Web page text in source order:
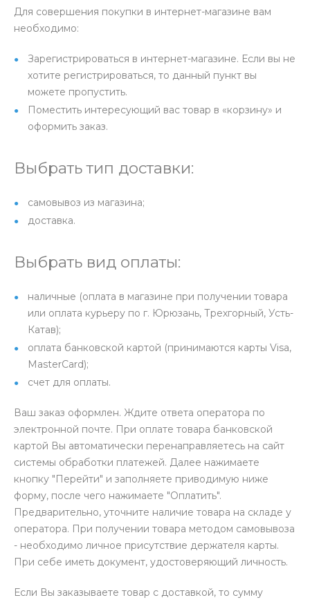
Для совершения покупки в интернет-магазине вам
необходимо:
Зарегистрироваться в интернет-магазине. Если вы не
хотите регистрироваться, то данный пункт вы
можете пропустить.
Поместить интересующий вас товар в «корзину» и
оформить заказ.
Выбрать тип доставки:
самовывоз из магазина;
доставка.
Выбрать вид оплаты:
наличные (оплата в магазине при получении товара
или оплата курьеру по г. Юрюзань, Трехгорный, Усть-
Катав);
оплата банковской картой (принимаются карты Visa,
MasterCard);
счет для оплаты.
Ваш заказ оформлен. Ждите ответа оператора по
электронной почте. При оплате товара банковской
картой Вы автоматически перенаправляетесь на сайт
системы обработки платежей. Далее нажимаете
кнопку "Перейти" и заполняете приводимую ниже
форму, после чего нажимаете "Оплатить".
Предварительно, уточните наличие товара на складе у
оператора. При получении товара методом самовывоза
- необходимо личное присутствие держателя карты.
При себе иметь документ, удостоверяющий личность.
Если Вы заказываете товар с доставкой, то сумму